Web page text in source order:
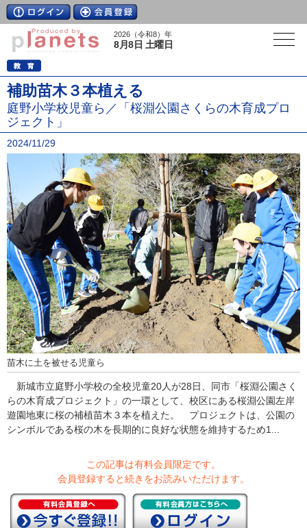
2026（令和8）年
8月8日 土曜日
補助苗木３本植える
庭野小学校児童ら／「桜淵公園さくらの木育成プロ
ジェクト」
2024/11/29
苗木に土を被せる児童ら
新城市立庭野小学校の全校児童20人が28日、同市「桜淵公園さく
らの木育成プロジェクト」の一環として、校区にある桜淵公園左岸
遊園地東に桜の補植苗木３本を植えた。 プロジェクトは、公園の
シンボルである桜の木を長期的に良好な状態を維持するため1...
この記事は有料会員限定です。
会員登録すると続きをお読みいただけます。